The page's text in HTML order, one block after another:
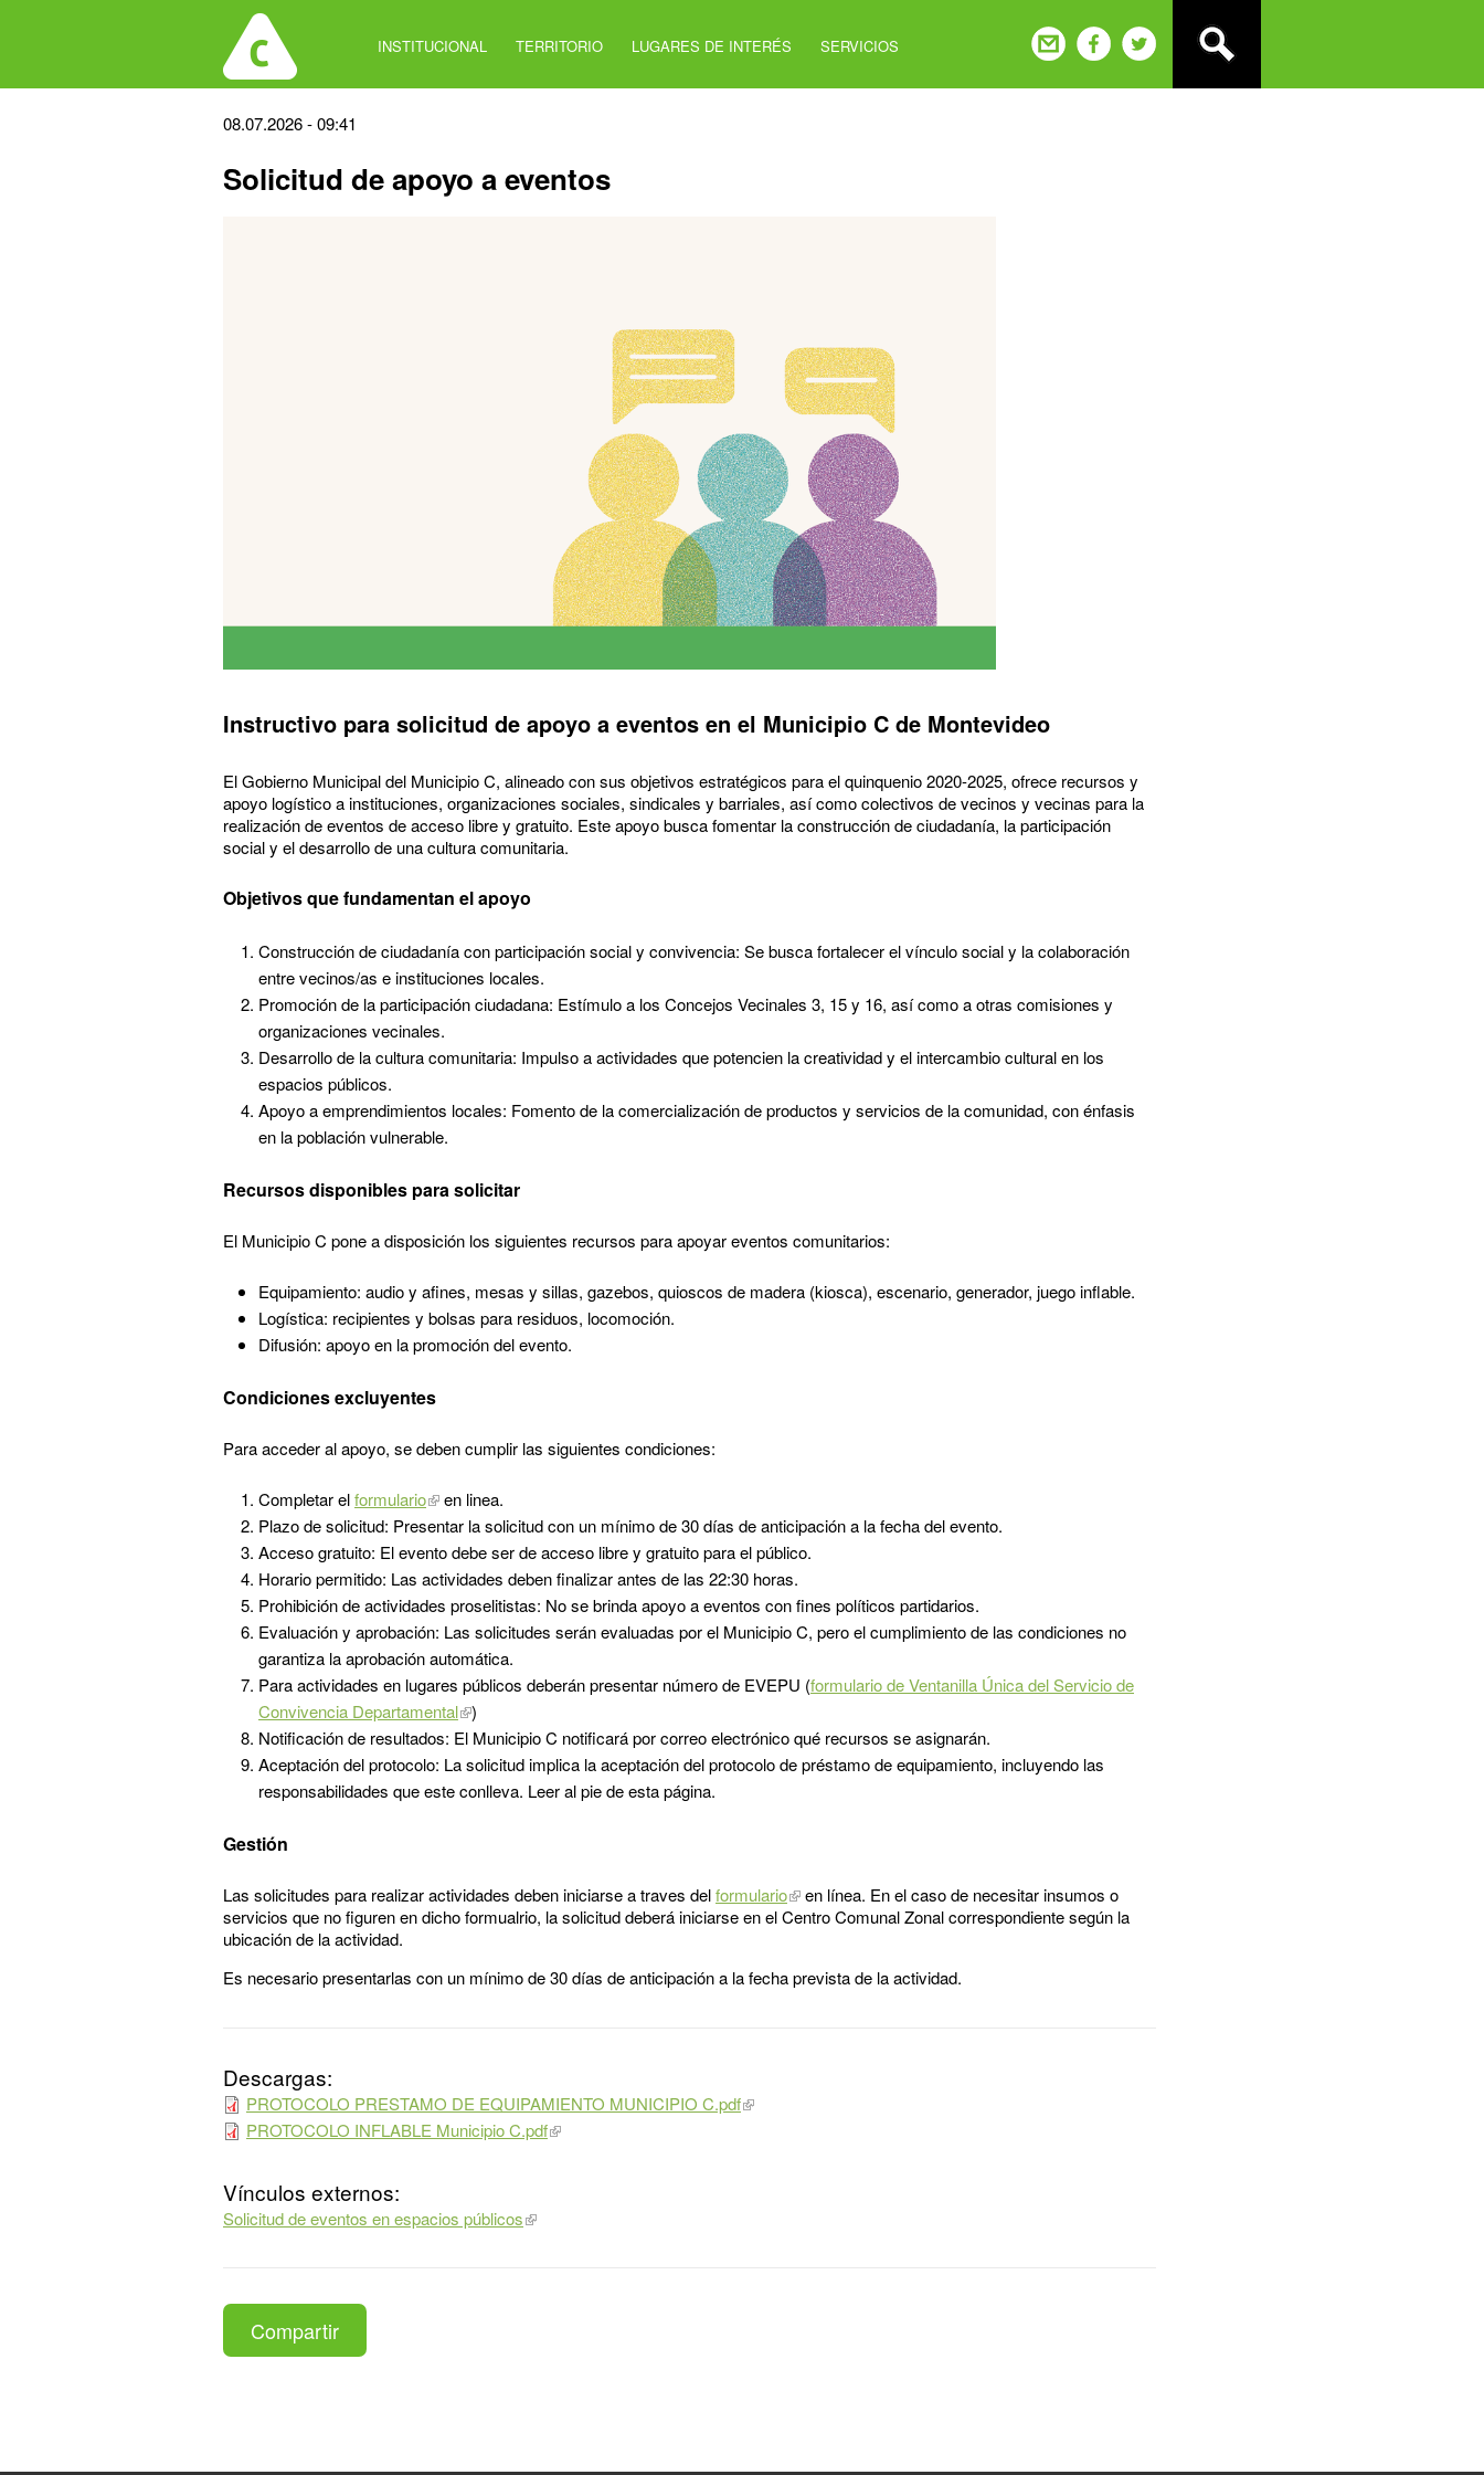
INSTITUCIONAL TERRITORIO LUGARES DE INTERÉS SERVICIOS
Back
top
08.07.2026 - 09:41
Solicitud de apoyo a eventos
Instructivo para solicitud de apoyo a eventos en el Municipio C de Montevideo
El Gobierno Municipal del Municipio C, alineado con sus objetivos estratégicos para el quinquenio 2020-2025, ofrece recursos y
apoyo logístico a instituciones, organizaciones sociales, sindicales y barriales, así como colectivos de vecinos y vecinas para la
realización de eventos de acceso libre y gratuito. Este apoyo busca fomentar la construcción de ciudadanía, la participación
social y el desarrollo de una cultura comunitaria.
Objetivos que fundamentan el apoyo
Construcción de ciudadanía con participación social y convivencia: Se busca fortalecer el vínculo social y la colaboración
entre vecinos/as e instituciones locales.
Promoción de la participación ciudadana: Estímulo a los Concejos Vecinales 3, 15 y 16, así como a otras comisiones y
organizaciones vecinales.
Desarrollo de la cultura comunitaria: Impulso a actividades que potencien la creatividad y el intercambio cultural en los
espacios públicos.
Apoyo a emprendimientos locales: Fomento de la comercialización de productos y servicios de la comunidad, con énfasis
en la población vulnerable.
Recursos disponibles para solicitar
El Municipio C pone a disposición los siguientes recursos para apoyar eventos comunitarios:
Equipamiento: audio y afines, mesas y sillas, gazebos, quioscos de madera (kiosca), escenario, generador, juego inflable.
Logística: recipientes y bolsas para residuos, locomoción.
Difusión: apoyo en la promoción del evento.
Condiciones excluyentes
Para acceder al apoyo, se deben cumplir las siguientes condiciones:
Completar elformulario
en linea.
Plazo de solicitud: Presentar la solicitud con un mínimo de 30 días de anticipación a la fecha del evento.
Acceso gratuito: El evento debe ser de acceso libre y gratuito para el público.
Horario permitido: Las actividades deben finalizar antes de las 22:30 horas.
Prohibición de actividades proselitistas: No se brinda apoyo a eventos con fines políticos partidarios.
Evaluación y aprobación: Las solicitudes serán evaluadas por el Municipio C, pero el cumplimiento de las condiciones no
garantiza la aprobación automática.
Para actividades en lugares públicos deberán presentar número de EVEPU (formulario de Ventanilla Única del Servicio de
Convivencia Departamental )
Notificación de resultados: El Municipio C notificará por correo electrónico qué recursos se asignarán.
Aceptación del protocolo: La solicitud implica la aceptación del protocolo de préstamo de equipamiento, incluyendo las
responsabilidades que este conlleva. Leer al pie de esta página.
Gestión
Las solicitudes para realizar actividades deben iniciarse a traves delformulario
en línea. En el caso de necesitar insumos o
servicios que no figuren en dicho formualrio, la solicitud deberá iniciarse en el Centro Comunal Zonal correspondiente según la
ubicación de la actividad.
Es necesario presentarlas con un mínimo de 30 días de anticipación a la fecha prevista de la actividad.
Descargas:
PROTOCOLO PRESTAMO DE EQUIPAMIENTO MUNICIPIO C.pdf
PROTOCOLO INFLABLE Municipio C.pdf
Vínculos externos:
Solicitud de eventos en espacios públicos
Compartir